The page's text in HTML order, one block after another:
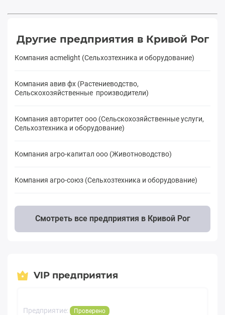
Другие предприятия в Кривой Рог
Компания acmelight (Сельхозтехника и оборудование)
Компания авив фх (Растениеводство,
Сельскохозяйственные производители)
Компания авторитет ооо (Сельскохозяйственные услуги,
Сельхозтехника и оборудование)
Компания агро-капитал ооо (Животноводство)
Компания агро-союз (Сельхозтехника и оборудование)
Смотреть все предприятия в Кривой Рог
VIP предприятия
Предприятие: Проверено